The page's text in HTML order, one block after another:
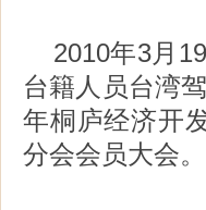
2010年3月
台籍人员台湾
年桐庐经济开
分会会员大会。